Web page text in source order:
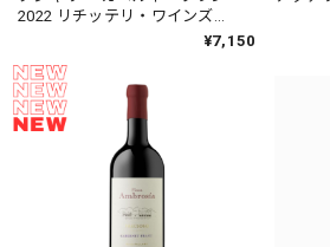
2022 リチッテリ・ワインズ
¥7,150